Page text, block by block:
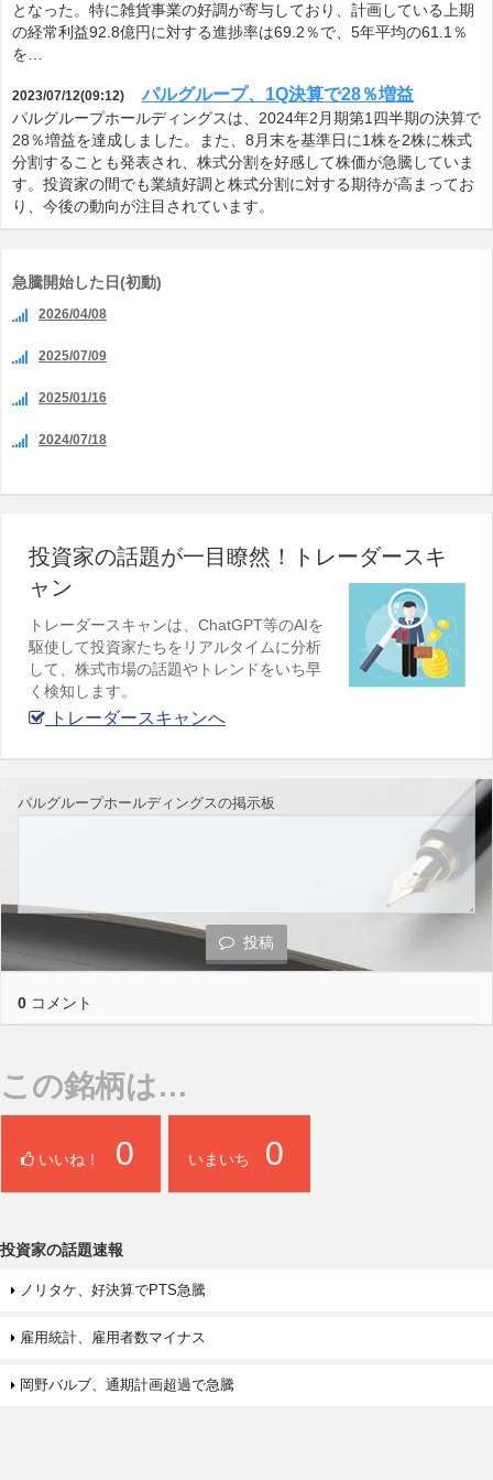
となった。特に雑貨事業の好調が寄与しており、計画している上期
の経常利益92.8億円に対する進捗率は69.2％で、5年平均の61.1％
を…
2023/07/12(09:12) パルグループ、1Q決算で28％増益
パルグループホールディングスは、2024年2月期第1四半期の決算で
28％増益を達成しました。また、8月末を基準日に1株を2株に株式
分割することも発表され、株式分割を好感して株価が急騰していま
す。投資家の間でも業績好調と株式分割に対する期待が高まってお
り、今後の動向が注目されています。
急騰開始した日(初動)
2026/04/08
2025/07/09
2025/01/16
2024/07/18
投資家の話題が一目瞭然！トレーダースキ
ャン
トレーダースキャンは、ChatGPT等のAIを
駆使して投資家たちをリアルタイムに分析
して、株式市場の話題やトレンドをいち早
く検知します。
トレーダースキャンへ
パルグループホールディングスの掲示板
投稿
0 コメント
この銘柄は…
いいね！ 0 いまいち 0
投資家の話題速報
ノリタケ、好決算でPTS急騰
雇用統計、雇用者数マイナス
岡野バルブ、通期計画超過で急騰